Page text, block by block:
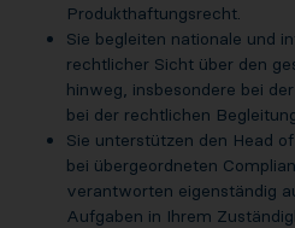
Produkthaftungsrecht.
Sie begleiten nationale und
rechtlicher Sicht über den
hinweg, insbesondere bei
bei der rechtlichen
Sie unterstützen den Head
bei übergeordneten
verantworten eigenständig
Aufgaben in Ihrem